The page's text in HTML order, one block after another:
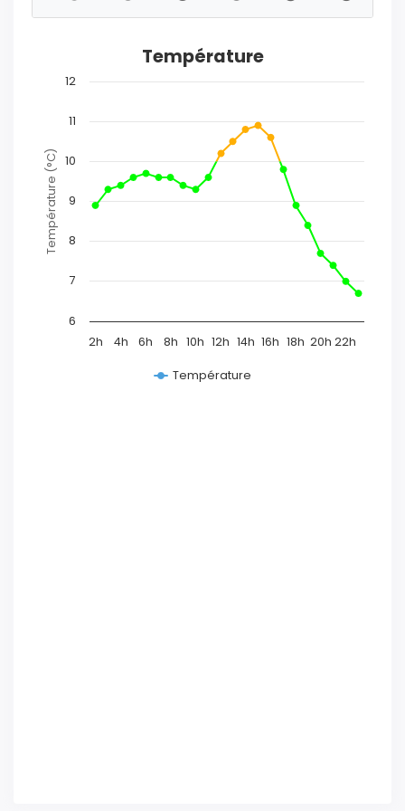
Température (°C)
Température
2h 4h 6h 8h 10h 12h 14h 16h 18h 20h 22h
6
7
8
9
10
11
12
Température